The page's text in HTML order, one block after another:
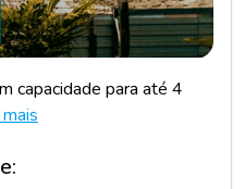
capacidade para até 4